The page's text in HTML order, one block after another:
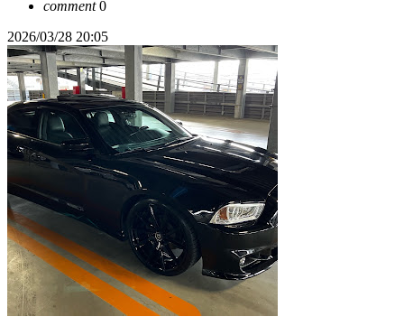
comment0
2026/03/28 20:05